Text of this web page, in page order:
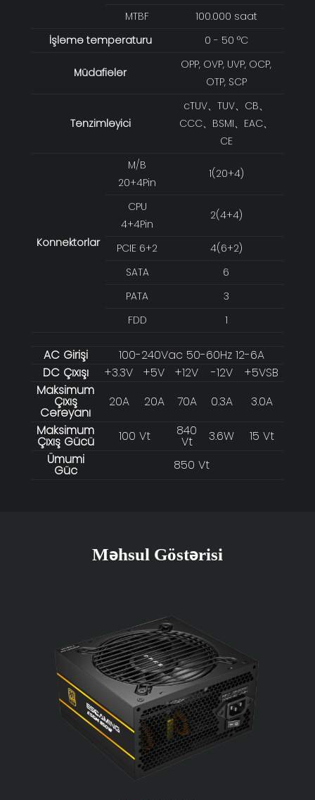
MTBF
100.000 saat
İşləmə temperaturu
0 - 50 °C
Müdafiələr
OPP, OVP, UVP, OCP,
OTP, SCP
Tənzimləyici
cTUV、TUV、CB、
CCC、BSMI、EAC、
CE
Konnektorlar
M/B
20+4Pin
1(20+4)
CPU
4+4Pin
2(4+4)
PCIE 6+2
4(6+2)
SATA
6
PATA
3
FDD
1
AC Girişi
100-240Vac 50-60Hz 12-6A
DC Çıxışı
+3.3V +5V +12V -12V
+5VSB
Maksimum
Çıxış
Cərəyanı
20A 20A 70A 0.3A
3.0A
Maksimum
Çıxış Gücü 100 Vt 840
Vt 3.6W
15 Vt
Ümumi
Güc 850 Vt
Məhsul Göstərisi